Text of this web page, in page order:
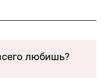
любишь?